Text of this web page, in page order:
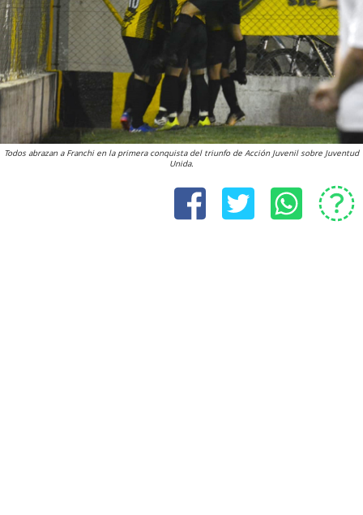
Todos abrazan a Franchi en la primera conquista del triunfo de Acción Juvenil sobre Juventud
Unida.